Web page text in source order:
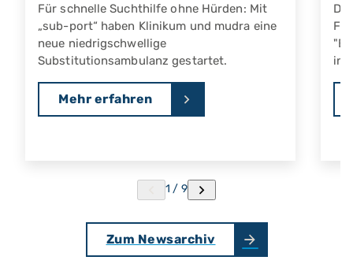
Für schnelle Suchthilfe ohne Hürden: Mit
„sub-port“ haben Klinikum und mudra eine
neue niedrigschwellige
Substitutionsambulanz gestartet.
Mehr erfahren
in
1 / 9
Zum Newsarchiv